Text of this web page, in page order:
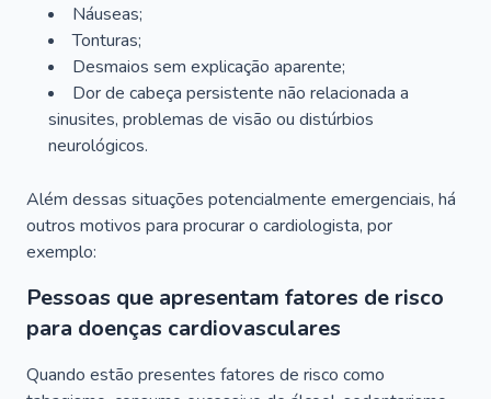
Náuseas;
Tonturas;
Desmaios sem explicação aparente;
Dor de cabeça persistente não relacionada a
sinusites, problemas de visão ou distúrbios
neurológicos.
Além dessas situações potencialmente emergenciais, há
outros motivos para procurar o cardiologista, por
exemplo:
Pessoas que apresentam fatores de risco
para doenças cardiovasculares
Quando estão presentes fatores de risco como